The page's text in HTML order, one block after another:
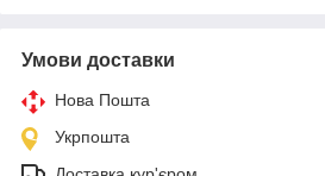
Умови доставки
Нова Пошта
Укрпошта